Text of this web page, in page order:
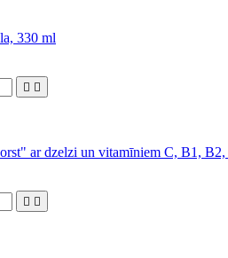
330 ml
 
ar dzelzi un vitamīniem C, B1,
 